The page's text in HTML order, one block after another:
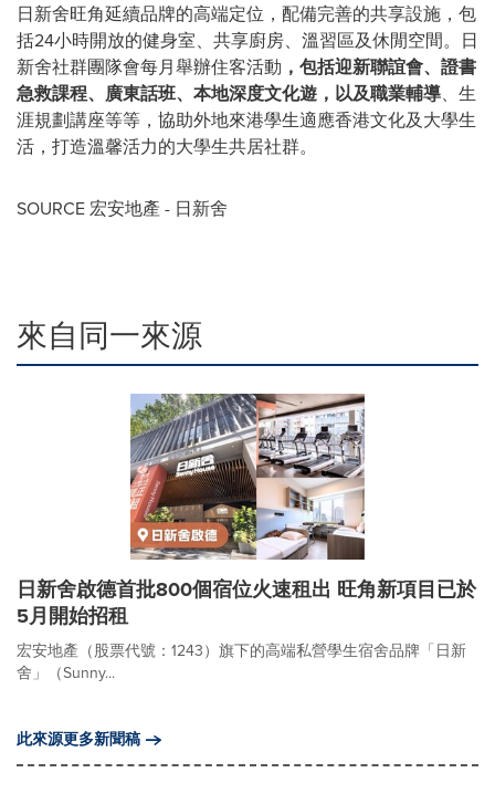
日新舍旺角延續品牌的高端定位，配備完善的共享設施，包
括24小時開放的健身室、共享廚房、溫習區及休閒空間。日
新舍社群團隊會每月舉辦住客活動 ，包括迎新聯誼會、證書
急救課程、廣東話班、本地深度文化遊， 以及職業輔導、生
涯規劃講座等等，協助外地來港學生適應香港文化及大學生
活，打造溫馨活力的大學生共居社群。
SOURCE 宏安地產 - 日新舍
來自同一來源
日新舍啟德首批800個宿位火速租出 旺角新項目已於
5月開始招租
宏安地產（股票代號：1243）旗下的高端私營學生宿舍品牌「日新
舍」（Sunny...
此來源更多新聞稿